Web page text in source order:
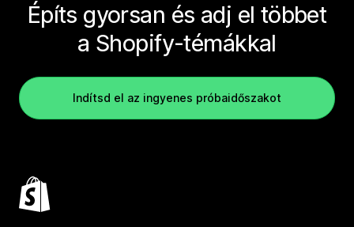
Építs gyorsan és adj el többet
a Shopify-témákkal
Indítsd el az ingyenes próbaidőszakot